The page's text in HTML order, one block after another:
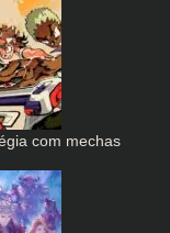
com mechas